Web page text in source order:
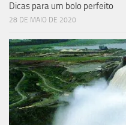
Dicas para um bolo perfeito
28 DE MAIO DE 2020